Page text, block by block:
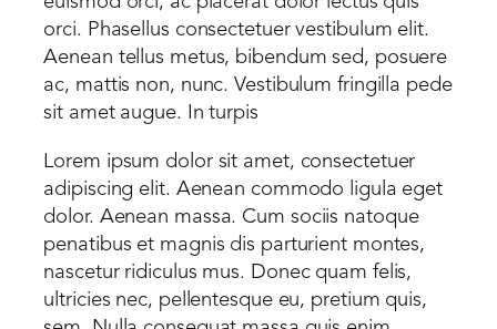
orci. Phasellus consectetuer vestibulum elit.
Aenean tellus metus, bibendum sed, posuere
ac, mattis non, nunc. Vestibulum fringilla pede
sit amet augue. In turpis
Lorem ipsum dolor sit amet, consectetuer
adipiscing elit. Aenean commodo ligula eget
dolor. Aenean massa. Cum sociis natoque
penatibus et magnis dis parturient montes,
nascetur ridiculus mus. Donec quam felis,
ultricies nec, pellentesque eu, pretium quis,